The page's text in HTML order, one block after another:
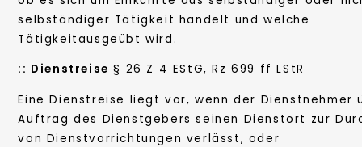
selbständiger Tätigkeit handelt und welche
Tätigkeitausgeübt wird.
:: Dienstreise § 26 Z 4 EStG, Rz 699 ff LStR
Eine Dienstreise liegt vor, wenn der Dienstnehmer
Auftrag des Dienstgebers seinen Dienstort zur
von Dienstvorrichtungen verlässt, oder